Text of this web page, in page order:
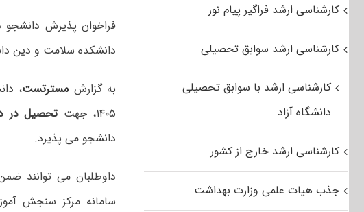
دانشکده سلامت و دین
به گزارش مسترتست
۱۴۰۵، جهت
تحصیل در
دانشجو می پذیرد.
داوطلبان می توانند
سامانه مرکز سنجش
کارشناسی ارشد فراگیر پیام نور
کارشناسی ارشد سوابق تحصیلی
کارشناسی ارشد با سوابق تحصیلی
دانشگاه آزاد
کارشناسی ارشد خارج از کشور
جذب هیات علمی وزارت بهداشت